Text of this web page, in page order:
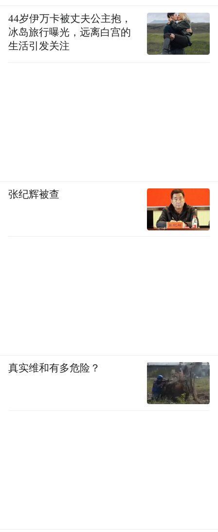
44岁伊万卡被丈夫公主抱，
冰岛旅行曝光，远离白宫的
生活引发关注
张纪辉被查
真实维和有多危险？